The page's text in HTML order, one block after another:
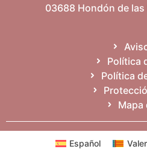
03688 Hondón de
Política
Política
Mapa
Español